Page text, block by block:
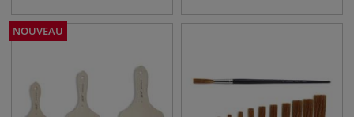
NOUVEAU